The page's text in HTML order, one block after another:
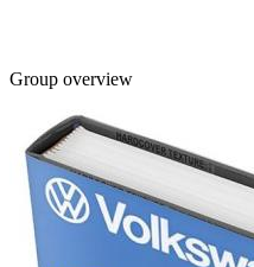
Group overview